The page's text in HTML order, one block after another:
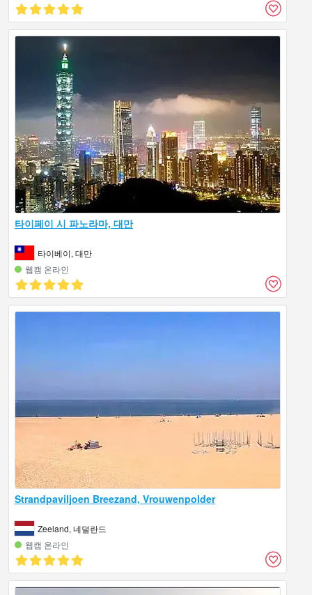
타이페이 시 파노라마, 대만
타이베이, 대만
웹캠 온라인
Strandpaviljoen Breezand, Vrouwenpolder
Zeeland, 네덜란드
웹캠 온라인